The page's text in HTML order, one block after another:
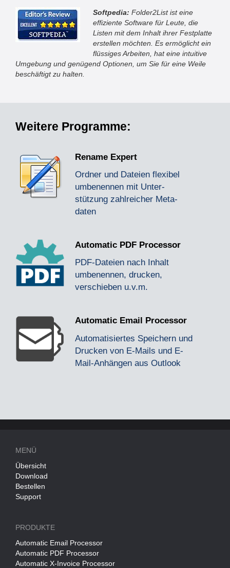
Softpedia: Folder2List ist eine
effiziente Software für Leute, die
Listen mit dem Inhalt ihrer Festplatte
erstellen möchten. Es ermöglicht ein
flüssiges Arbeiten, hat eine intuitive
Umgebung und genügend Optionen, um Sie für eine Weile
beschäftigt zu halten.
Weitere Programme:
Rename Expert
Ordner und Dateien flexibel
um­benennen mit Unter­
stützung zahl­reicher Meta­
daten
Automatic PDF Processor
PDF-Dateien nach Inhalt
umbenennen, drucken,
verschieben u.v.m.
Automatic Email Processor
Automatisiertes Speichern und
Drucken von E-Mails und E-
Mail-Anhängen aus Outlook
MENÜ
Übersicht
Download
Bestellen
Support
PRODUKTE
Automatic Email Processor
Automatic PDF Processor
Automatic X-Invoice Processor